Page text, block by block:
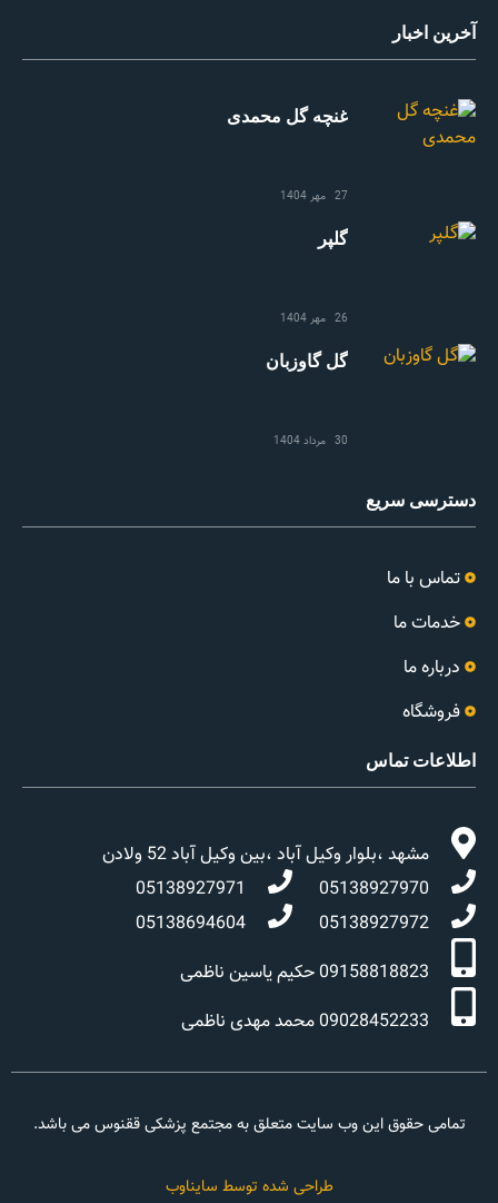
آخرین اخبار
غنچه گل محمدی
27 مهر 1404
گلپر
26 مهر 1404
گل گاوزبان
30 مرداد 1404
دسترسی سریع
تماس با ما
خدمات ما
درباره ما
فروشگاه
اطلاعات تماس
مشهد ،بلوار وکیل آباد ،بین وکیل آباد 52 ولادن
05138927970
05138927971
05138927972
05138694604
09158818823 حکیم یاسین ناظمی
09028452233 محمد مهدی ناظمی
تمامی حقوق این وب سایت متعلق به مجتمع پزشکی ققنوس می باشد.
طراحی شده توسط سایناوب